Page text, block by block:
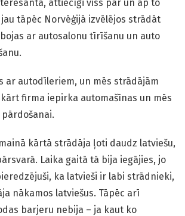
attiecīgi viss par un ap to
tāpēc Norvēģijā izvēlējos strādāt
ar autosalonu tīrīšanu un auto
ar autodīleriem, un mēs strādājām
firma iepirka automašīnas un mēs
kārtā strādāja ļoti daudz latviešu,
Laika gaitā tā bija iegājies, jo
ka latvieši ir labi strādnieki,
nākamos latviešus. Tāpēc arī
barjeru nebija – ja kaut ko